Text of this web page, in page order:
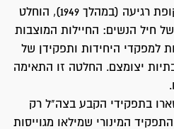
עם תום הקרבות והמעבר לתקופת רגיעה (במהלך 1949), הוחלט
חיל הנשים: החיילות המוצבות
למפקדי היחידות ותפקידן של
יצומצם. החלטה זו התאימה
בתפקידי הקבע בצה"ל רק
המינורי שמילאו מגוייסות